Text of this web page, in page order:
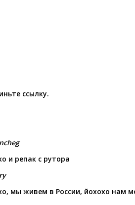
ссылку.
и репак с рутора
мы живем в России, йохохо нам